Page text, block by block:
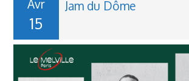
Avr
15
Jam du Dôme